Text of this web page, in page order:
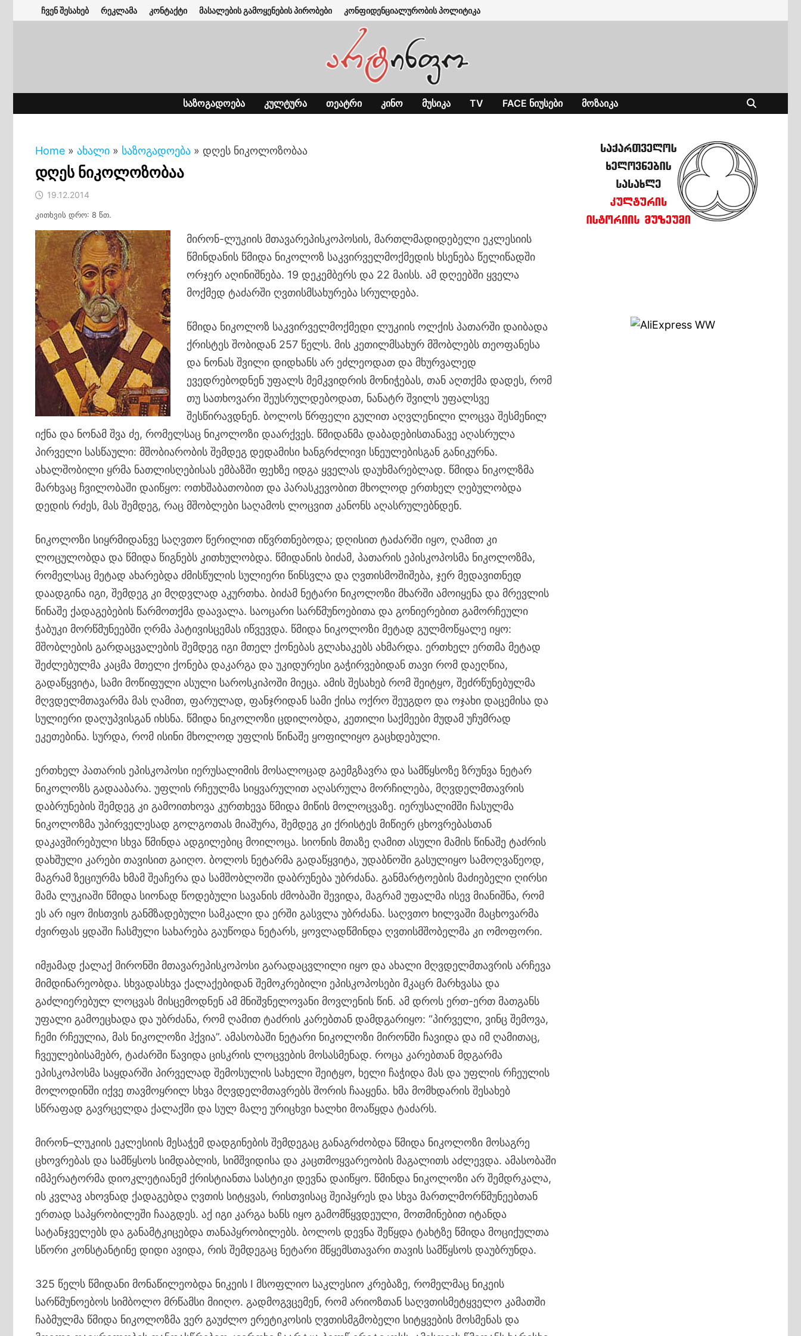
to
ჩვენ შესახებ რეკლამა კონტაქტი მასალების გამოყენების პირობები კონფიდენციალურობის პოლიტიკა
ᲡᲐᲖᲝᲒᲐᲓᲝᲔᲑᲐ ᲙᲣᲚᲢᲣᲠᲐ ᲗᲔᲐᲢᲠᲘ ᲙᲘᲜᲝ ᲛᲣᲡᲘᲙᲐ TV FACE ᲜᲘᲣᲡᲔᲑᲘ ᲛᲝᲖᲐᲘᲙᲐ
Home » ახალი » საზოგადოება » დღეს ნიკოლოზობაა
დღეს ნიკოლოზობაა
19.12.2014
კითხვის დრო: 8 წთ.
მირონ-ლუკიის მთავარეპისკოპოსის, მართლმადიდებელი ეკლესიის
წმინდანის წმიდა ნიკოლოზ საკვირველმოქმედის ხსენება წელიწადში
ორჯერ აღინიშნება. 19 დეკემბერს და 22 მაისს. ამ დღეებში ყველა
მოქმედ ტაძარში ღვთისმსახურება სრულდება.
წმიდა ნიკოლოზ საკვირველმოქმედი ლუკიის ოლქის პათარში დაიბადა
ქრისტეს შობიდან 257 წელს. მის კეთილმსახურ მშობლებს თეოფანესა
და ნონას შვილი დიდხანს არ ეძლეოდათ და მხურვალედ
ევედრებოდნენ უფალს მემკვიდრის მონიჭებას, თან აღთქმა დადეს, რომ
თუ სათხოვარი შეუსრულდებოდათ, ნანატრ შვილს უფალსვე
შესწირავდნენ. ბოლოს წრფელი გულით აღვლენილი ლოცვა შესმენილ
იქნა და ნონამ შვა ძე, რომელსაც ნიკოლოზი დაარქვეს. წმიდანმა დაბადებისთანავე აღასრულა
პირველი სასწაული: მშობიარობის შემდეგ დედამისი ხანგრძლივი სნეულებისგან განიკურნა.
ახალშობილი ყრმა ნათლისღებისას ემბაზში ფეხზე იდგა ყველას დაუხმარებლად. წმიდა ნიკოლზმა
მარხვაც ჩვილობაში დაიწყო: ოთხშაბათობით და პარასკევობით მხოლოდ ერთხელ ღებულობდა
დედის რძეს, მას შემდეგ, რაც მშობლები საღამოს ლოცვით კანონს აღასრულებნდენ.
ნიკოლოზი სიყრმიდანვე საღვთო წერილით იწვრთნებოდა; დღისით ტაძარში იყო, ღამით კი
ლოცულობდა და წმიდა წიგნებს კითხულობდა. წმიდანის ბიძამ, პათარის ეპისკოპოსმა ნიკოლოზმა,
რომელსაც მეტად ახარებდა ძმისწულის სულიერი წინსვლა და ღვთისმოშიშება, ჯერ მედავითნედ
დაადგინა იგი, შემდეგ კი მღდვლად აკურთხა. ბიძამ ნეტარი ნიკოლოზი მხარში ამოიყენა და მრევლის
წინაშე ქადაგებების წარმოთქმა დაავალა. საოცარი სარწმუნოებითა და გონიერებით გამორჩეული
ჭაბუკი მორწმუნეებში ღრმა პატივისცემას იწვევდა. წმიდა ნიკოლოზი მეტად გულმოწყალე იყო:
მშობლების გარდაცვალების შემდეგ იგი მთელ ქონებას გლახაკებს ახმარდა. ერთხელ ერთმა მეტად
შეძლებულმა კაცმა მთელი ქონება დაკარგა და უკიდურესი გაჭირვებიდან თავი რომ დაეღწია,
გადაწყვიტა, სამი მოწიფული ასული საროსკიპოში მიეცა. ამის შესახებ რომ შეიტყო, შეძრწუნებულმა
მღვდელმთავარმა მას ღამით, ფარულად, ფანჯრიდან სამი ქისა ოქრო შეუგდო და ოჯახი დაცემისა და
სულიერი დაღუპვისგან იხსნა. წმიდა ნიკოლოზი ცდილობდა, კეთილი საქმეები მუდამ უჩუმრად
ეკეთებინა. სურდა, რომ ისინი მხოლოდ უფლის წინაშე ყოფილიყო გაცხდებული.
ერთხელ პათარის ეპისკოპოსი იერუსალიმის მოსალოცად გაემგზავრა და სამწყსოზე ზრუნვა ნეტარ
ნიკოლოზს გადააბარა. უფლის რჩეულმა სიყვარულით აღასრულა მორჩილება, მღვდელმთავრის
დაბრუნების შემდეგ კი გამოითხოვა კურთხევა წმიდა მიწის მოლოცვაზე. იერუსალიმში ჩასულმა
ნიკოლოზმა უპირველესად გოლგოთას მიაშურა, შემდეგ კი ქრისტეს მიწიერ ცხოვრებასთან
დაკავშირებული სხვა წმინდა ადგილებიც მოილოცა. სიონის მთაზე ღამით ასული მამის წინაშე ტაძრის
დახშული კარები თავისით გაიღო. ბოლოს ნეტარმა გადაწყვიტა, უდაბნოში გასულიყო სამოღვაწეოდ,
მაგრამ ზეციურმა ხმამ შეაჩერა და სამშობლოში დაბრუნება უბრძანა. განმარტოების მაძიებელი ღირსი
მამა ლუკიაში წმიდა სიონად წოდებული სავანის ძმობაში შევიდა, მაგრამ უფალმა ისევ მიანიშნა, რომ
ეს არ იყო მისთვის განმზადებული სამკალი და ერში გასვლა უბრძანა. საღვთო ხილვაში მაცხოვარმა
ძვირფას ყდაში ჩასმული სახარება გაუწოდა ნეტარს, ყოვლადწმინდა ღვთისმშობელმა კი ომოფორი.
იმჟამად ქალაქ მირონში მთავარეპისკოპოსი გარადაცვლილი იყო და ახალი მღვდელმთავრის არჩევა
მიმდინარეობდა. სხვადასხვა ქალაქებიდან შემოკრებილი ეპისკოპოსები მკაცრ მარხვასა და
გაძლიერებულ ლოცვას მისცემოდნენ ამ მნიშვნელოვანი მოვლენის წინ. ამ დროს ერთ-ერთ მათგანს
უფალი გამოეცხადა და უბრძანა, რომ ღამით ტაძრის კარებთან დამდგარიყო: “პირველი, ვინც შემოვა,
ჩემი რჩეულია, მას ნიკოლოზი ჰქვია”. ამასობაში ნეტარი ნიკოლოზი მირონში ჩავიდა და იმ ღამითაც,
ჩვეულებისამებრ, ტაძარში წავიდა ცისკრის ლოცვების მოსასმენად. როცა კარებთან მდგარმა
ეპისკოპოსმა საყდარში პირველად შემოსულის სახელი შეიტყო, ხელი ჩაჭიდა მას და უფლის რჩეულის
მოლოდინში იქვე თავმოყრილ სხვა მღვდელმთავრებს შორის ჩააყენა. ხმა მომხდარის შესახებ
სწრაფად გავრცელდა ქალაქში და სულ მალე ურიცხვი ხალხი მოაწყდა ტაძარს.
მირონ–ლუკიის ეკლესიის მესაჭემ დადგინების შემდეგაც განაგრძობდა წმიდა ნიკოლოზი მოსაგრე
ცხოვრებას და სამწყსოს სიმდაბლის, სიმშვიდისა და კაცთმოყვარეობის მაგალითს აძლევდა. ამასობაში
იმპერატორმა დიოკლეტიანემ ქრისტიანთა სასტიკი დევნა დაიწყო. წმინდა ნიკოლოზი არ შემდრკალა,
ის კვლავ ახოვნად ქადაგებდა ღვთის სიტყვას, რისთვისაც შეიპყრეს და სხვა მართლმორწმუნეებთან
ერთად საპყრობილეში ჩააგდეს. აქ იგი კარგა ხანს იყო გამომწყვდეული, მოთმინებით იტანდა
სატანჯველებს და განამტკიცებდა თანაპყრობილებს. ბოლოს დევნა შეწყდა ტახტზე წმიდა მოციქულთა
სწორი კონსტანტინე დიდი ავიდა, რის შემდეგაც ნეტარი მწყემსთავარი თავის სამწყსოს დაუბრუნდა.
325 წელს წმიდანი მონაწილეობდა ნიკეის I მსოფლიო საკლესიო კრებაზე, რომელმაც ნიკეის
სარწმუნოებოს სიმბოლო მრწამსი მიიღო. გადმოგვცემენ, რომ არიოზთან საღვთისმეტყველო კამათში
ჩაბმულმა წმიდა ნიკოლოზმა ვერ გაუძლო ერეტიკოსის ღვთისმგმობელი სიტყვების მოსმენას და